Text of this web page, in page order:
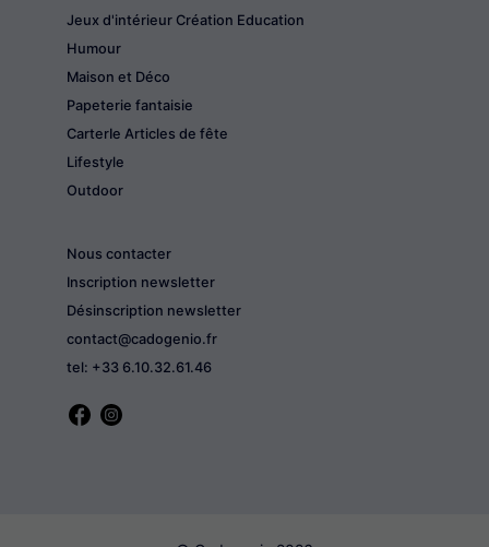
Jeux d'intérieur Création Education
Humour
Maison et Déco
Papeterie fantaisie
CarterIe Articles de fête
Lifestyle
Outdoor
Nous contacter
Inscription newsletter
Désinscription newsletter
contact@cadogenio.fr
tel: +33 6.10.32.61.46